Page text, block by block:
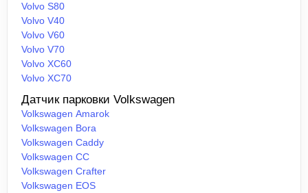
Volvo S80
Volvo V40
Volvo V60
Volvo V70
Volvo XC60
Volvo XC70
Датчик парковки Volkswagen
Volkswagen Amarok
Volkswagen Bora
Volkswagen Caddy
Volkswagen CC
Volkswagen Crafter
Volkswagen EOS